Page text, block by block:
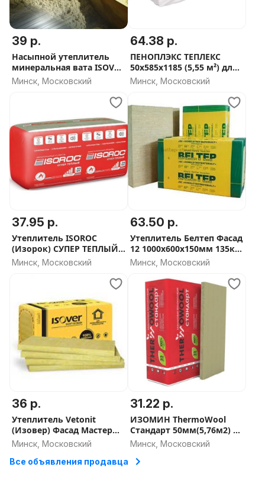
39 р.
Насыпной утеплитель
минеральная вата ISOVER
(1 м3 расход одной
упаковки)
Минск, Московский
64.38 р.
ПЕНОПЛЭКС ТЕПЛЕКС
50х585х1185 (5,55 м²) для
пола, фундамента, стен -
СКИДКА ОТ ОБЬЕМА
Минск, Московский
37.95 р.
Утеплитель ISOROC
(Изорок) СУПЕР ТЕПЛЫЙ
50мм и 100мм - СКИДКА
ОТ ОБЬЕМА
Минск, Московский
63.50 р.
Утеплитель Белтеп Фасад
12 1000х600х150мм 135кг/
м3
Минск, Московский
36 р.
Утеплитель Vetonit
(Изовер) Фасад Мастер
50мм (120 плотность) -
СКИДКА ОТ ОБЬЕМА
Минск, Московский
31.22 р.
ИЗОМИН ThermoWool
Стандарт 50мм(5,76м2) и
100мм(2,88м2) -
утеплитель для пола,
стен, потолка, крыши
Минск, Московский
Все объявления продавца